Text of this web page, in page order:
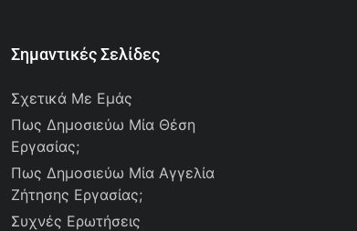
Σημαντικές Σελίδες
Σχετικά Με Εμάς
Πως Δημοσιεύω Μία Θέση
Εργασίας;
Πως Δημοσιεύω Μία Αγγελία
Ζήτησης Εργασίας;
Συχνές Ερωτήσεις